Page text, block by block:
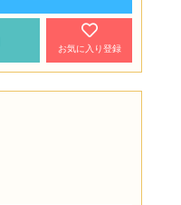
お気に入り登録